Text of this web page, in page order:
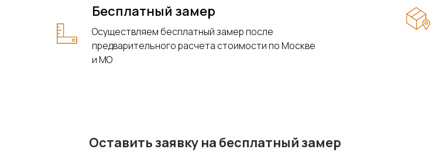
Бесплатный замер
Осуществляем бесплатный замер после
предварительного расчета стоимости по Москве
и МО
Оставить заявку на бесплатный замер